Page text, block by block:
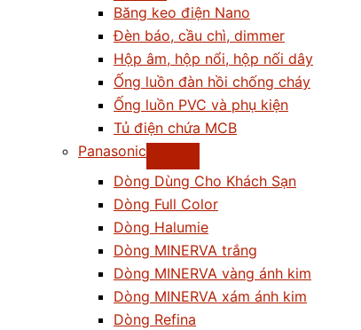
Băng keo điện Nano
Đèn báo, cầu chì, dimmer
Hộp âm, hộp nổi, hộp nối dây
Ống luồn đàn hồi chống cháy
Ống luồn PVC và phụ kiện
Tủ điện chứa MCB
Panasonic
Dòng Dùng Cho Khách Sạn
Dòng Full Color
Dòng Halumie
Dòng MINERVA trắng
Dòng MINERVA vàng ánh kim
Dòng MINERVA xám ánh kim
Dòng Refina